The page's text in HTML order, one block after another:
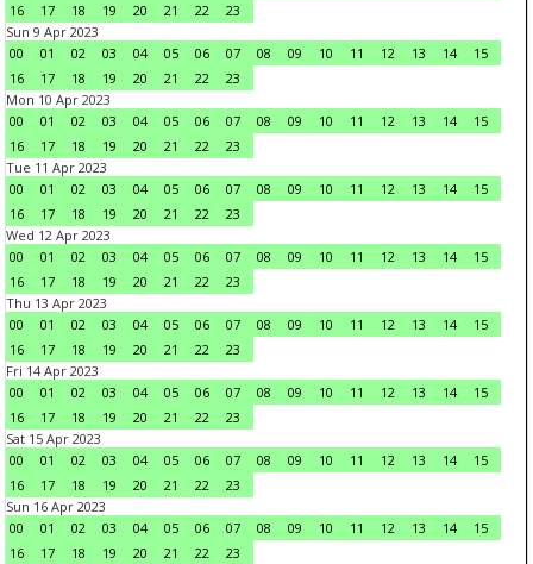
16
17 18 19 20 21 22
23
Sun 9 Apr 2023
00
01 02 03 04 05 06 07 08 09 10 11 12 13 14
15
16
17 18 19 20 21 22
23
Mon 10 Apr 2023
00
01 02 03 04 05 06 07 08 09 10 11 12 13 14
15
16
17 18 19 20 21 22
23
Tue 11 Apr 2023
00
01 02 03 04 05 06 07 08 09 10 11 12 13 14
15
16
17 18 19 20 21 22
23
Wed 12 Apr 2023
00
01 02 03 04 05 06 07 08 09 10 11 12 13 14
15
16
17 18 19 20 21 22
23
Thu 13 Apr 2023
00
01 02 03 04 05 06 07 08 09 10 11 12 13 14
15
16
17 18 19 20 21 22
23
Fri 14 Apr 2023
00
01 02 03 04 05 06 07 08 09 10 11 12 13 14
15
16
17 18 19 20 21 22
23
Sat 15 Apr 2023
00
01 02 03 04 05 06 07 08 09 10 11 12 13 14
15
16
17 18 19 20 21 22
23
Sun 16 Apr 2023
00
01 02 03 04 05 06 07 08 09 10 11 12 13 14
15
16
17 18 19 20 21 22
23